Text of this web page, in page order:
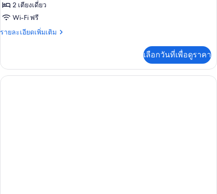
ห้อง
ซู
พี
(View)
2 เตียงเดี่ยว
Wi-Fi ฟรี
รายละเอียดเพิ่มเติม
ราย
เกี่ยว
กับ
ห้อง
เลือกวันที่เพื่อดูราคา